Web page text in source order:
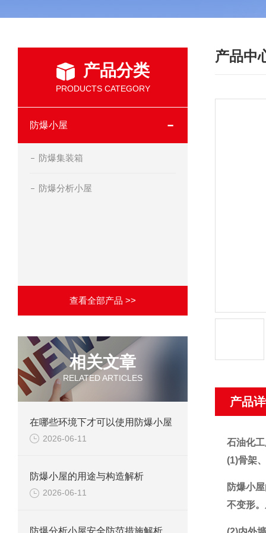
产品分类
PRODUCTS CATEGORY
防爆小屋
防爆集装箱
防爆分析小屋
查看全部产品 >>
相关文章
RELATED ARTICLES
在哪些环境下才可以使用防爆小屋
2026-06-11
防爆小屋的用途与构造解析
2026-06-11
防爆分析小屋安全防范措施解析
产品中
产品
石油化
(1)骨架
防爆小
不变形